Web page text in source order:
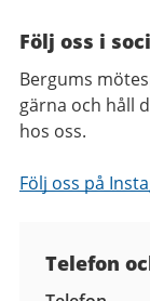
Följ oss i
Bergums
gärna och håll
hos oss.
Följ oss på
Telefon